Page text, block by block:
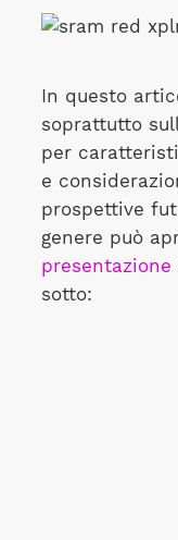
In questo
soprattutto
per
e
prospettive
genere può
presentazione
sotto: